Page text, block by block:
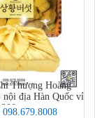
Thượng Hoàng
địa Hàn Quốc vỉ
300g